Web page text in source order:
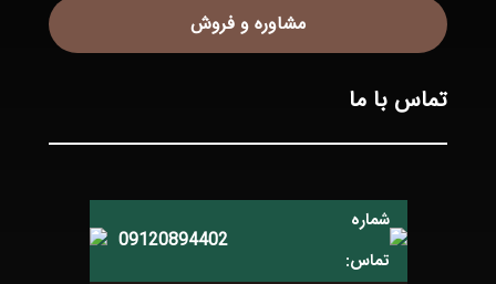
مشاوره و فروش
تماس با ما
شماره
تماس:
09120894402